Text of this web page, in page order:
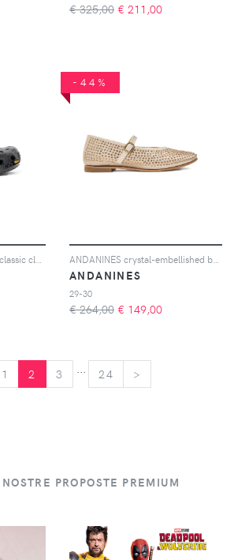
€ 325,00 € 211,00
-44%
ANDANINES
29-30
€ 264,00 € 149,00
1 2 3 24 >
PROPOSTE PREMIUM